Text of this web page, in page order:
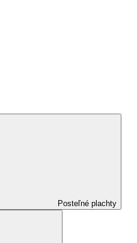
Posteľné plachty